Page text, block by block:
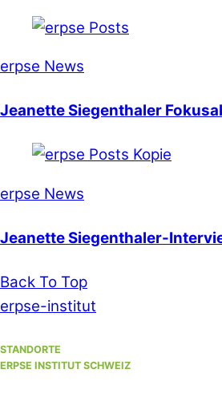
erpse News
Jeanette Siegenthaler
erpse News
Jeanette Siegenthaler-
Back To Top
erpse-institut
STANDORTE
ERPSE INSTITUT SCHWEIZ